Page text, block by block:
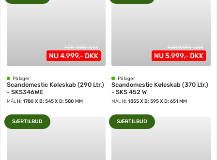
FØR 7.199,- DKK
NU 4.999,- DKK
På lager
Scandomestic Køleskab (290 Ltr.)
- SKS346WE
MÅL H: 1780 X B: 545 X D: 580 MM
FØR 9.999,- DKK
NU 5.999,- DKK
På lager
Scandomestic Køleskab (370 Ltr.)
- SKS 452 W
MÅL H: 1855 X B: 595 X D: 651 MM
SÆRTILBUD SÆRTILBUD